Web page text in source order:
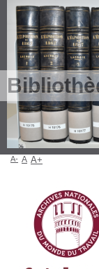
A- A A+